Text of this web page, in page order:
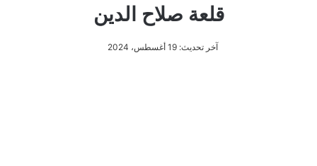
قلعة صلاح الدين
آخر تحديث: 19 أغسطس، 2024